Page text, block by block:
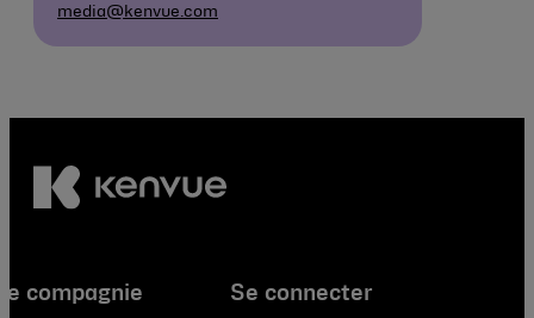
media@kenvue.com
compagnie Se connecter